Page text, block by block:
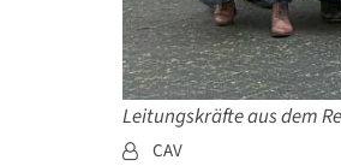
Leitungskräfte aus dem
Von:CAV